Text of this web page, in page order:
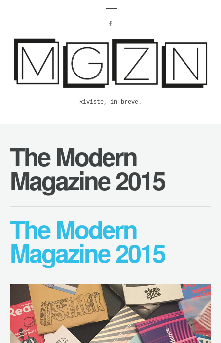
Riviste, in breve.
The Modern
Magazine 2015
The Modern
Magazine 2015